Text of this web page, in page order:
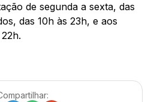
de segunda a sexta, das
das 10h às 23h, e aos